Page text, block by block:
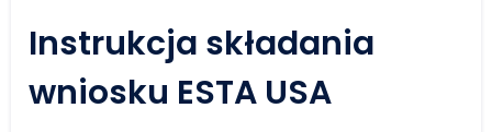
Instrukcja składania
wniosku ESTA USA